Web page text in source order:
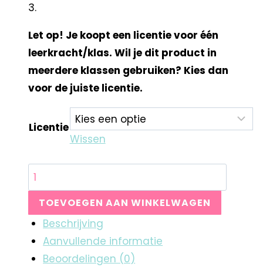
3.
Let op! Je koopt een licentie voor één
leerkracht/klas. Wil je dit product in
meerdere klassen gebruiken? Kies dan
voor de juiste licentie.
Licentie
Wissen
TOEVOEGEN AAN WINKELWAGEN
Beschrijving
Aanvullende informatie
Beoordelingen (0)